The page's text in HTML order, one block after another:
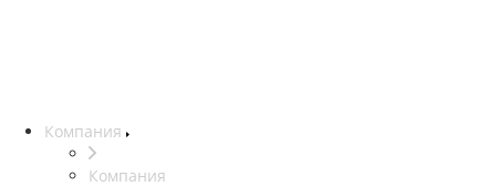
Компания
Компания